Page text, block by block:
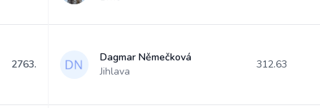
2763.
Dagmar Němečková
Jihlava
312.63